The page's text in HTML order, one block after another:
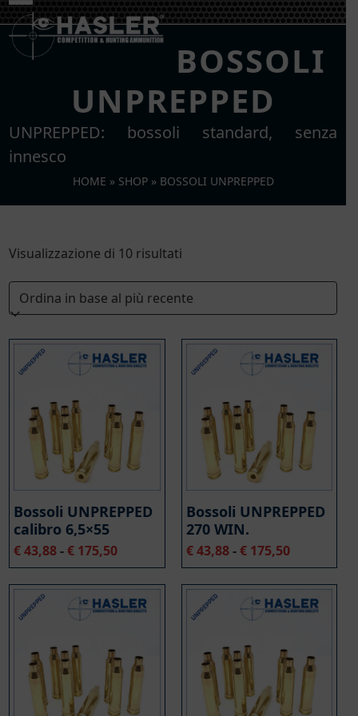
Skip
to
content
Open
mobile
Close
mobile
BOSSOLI
UNPREPPED
UNPREPPED: bossoli standard, senza
innesco
HOME » SHOP» BOSSOLI UNPREPPED
Visualizzazione di 10 risultatiOrdina
in
base
al
più
recente
Bossoli UNPREPPED
calibro 6,5×55
€43,88-€175,50Fascia
di
prezzo:
da
€ 175,50
Bossoli UNPREPPED
270 WIN.
€43,88 - €175,50Fascia
di
prezzo:
da
€ 175,50